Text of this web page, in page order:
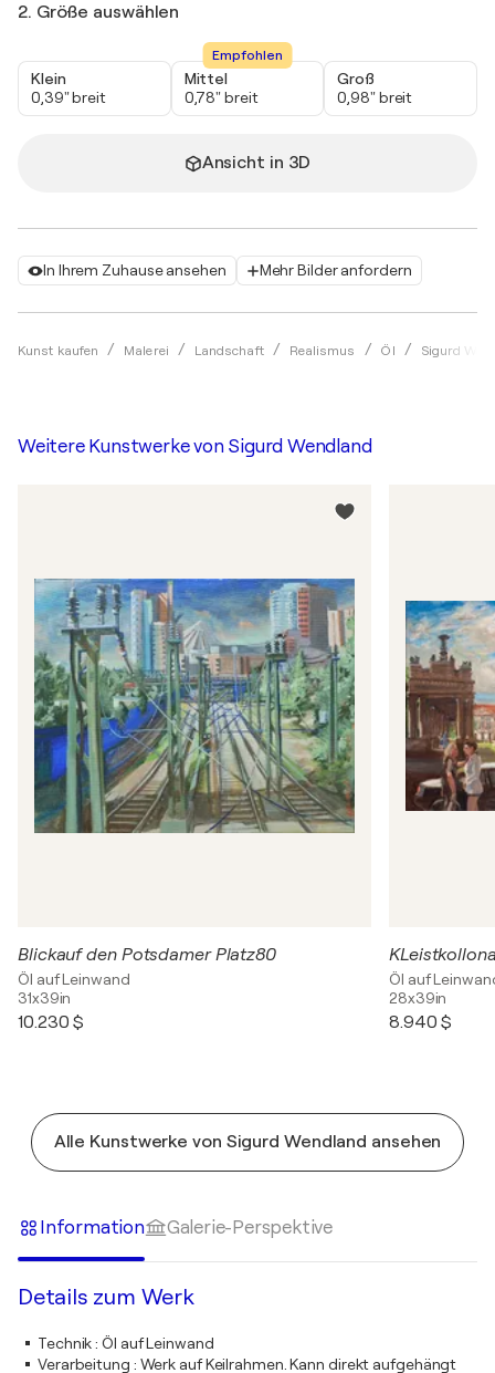
In Ihrem Zuhause ansehen Mehr Bilder anfordern
Kunst kaufen Malerei Landschaft Realismus Öl Sigurd
2. Größe auswählen
Klein
0,39" breit
Empfohlen
Mittel
0,78" breit
Groß
0,98" breit
Ansicht in 3D
Weitere Kunstwerke von Sigurd Wendland
Blickauf den Potsdamer Platz80
Öl auf Leinwand
31x39in
10.230 $
Öl auf
28x39in
8.940 $
Alle Kunstwerke von Sigurd Wendland ansehen
Information Galerie-Perspektive
Details zum Werk
Technik:Öl auf Leinwand
Verarbeitung : Werk auf Keilrahmen. Kann direkt aufgehängt